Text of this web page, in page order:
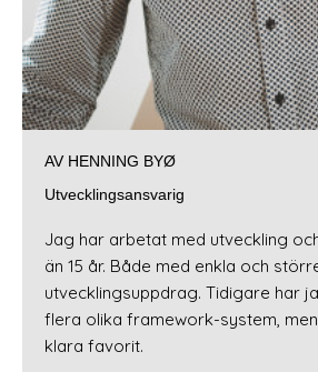
AV HENNING BYØ
Utvecklingsansvarig
Jag har arbetat med utveckling
än 15 år. Både med enkla och
utvecklingsuppdrag. Tidigare har
flera olika framework-system,
klara favorit.